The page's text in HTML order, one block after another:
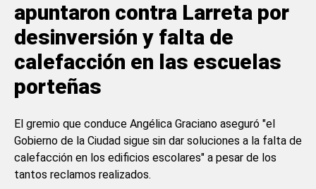
apuntaron contra Larreta por
desinversión y falta de
calefacción en las escuelas
porteñas
El gremio que conduce Angélica Graciano aseguró "el
Gobierno de la Ciudad sigue sin dar soluciones a la falta de
calefacción en los edificios escolares" a pesar de los
tantos reclamos realizados.